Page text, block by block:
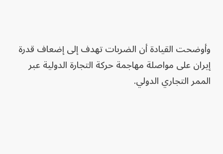
وأوضحت القيادة أن الضربات تهدف إلى إضعاف قدرة
إيران على مواصلة مهاجمة حركة التجارة الدولية عبر
الممر التجاري الدولي.